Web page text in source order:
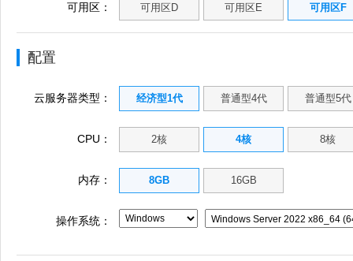
可用区： 可用区D 可用区E 可用区F
配置
云服务器类型： 经济型1代 普通型4代 普通型5代
CPU： 2核 4核 8核
内存： 8GB 16GB
操作系统：